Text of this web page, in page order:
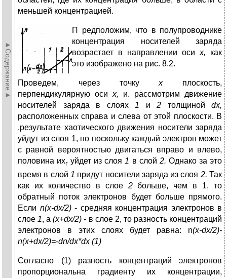
►Содержание►
меньшей концентрацией.
П
редположим, что в полупроводнике
концентрация носителей заряда
возрастает в направлении оси х, как
это изображено на рис. 8.2.
Проведем, через точкух плоскость,
перпендикулярную оси х, и. рассмотрим движение
носителей заряда в слоях 1 и 2 толщиной dx,
расположенных справа и слева от этой плоскости. В
.результате хаотического движения носители заряда
уйдут из слоя 1, но поскольку каждый электрон может
с равной вероятностью двигаться вправо и влево,
половина ихг уйдет из слоя 1 в слой 2. Однако за это
время в слой 1 придут носители заряда из слоя 2.Так
как их количество в слое 2 больше, чем в 1, то
обратный поток электронов будет больше прямого.
Если n(x-dx/2)- средняя концентрация электронов в
слое 1, а(x+dx/2) - в слое 2, то разность концентраций
электронов в этих слоях будет равна: n(x-dx/2)-
n(x+dx/2)=-dn/dx*dx(1)
Согласно (1) разность концентраций электронов
пропорциональна градиенту их концентрации,